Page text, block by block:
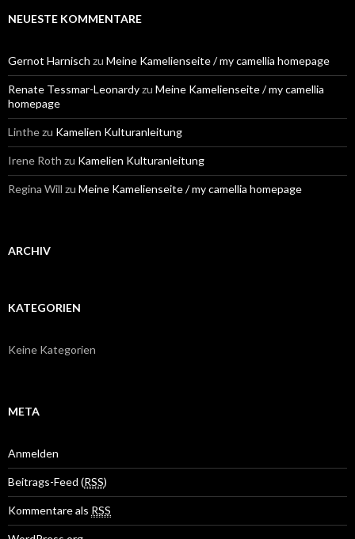
e
a
c
h
:
NEUESTE KOMMENTARE
Gernot Harnisch zu Meine Kamelienseite / my camellia homepage
Renate Tessmar-Leonardyzu Meine Kamelienseite / my camellia
homepage
Linthezu Kamelien Kulturanleitung
Irene Roth zu Kamelien Kulturanleitung
Regina Will zu Meine Kamelienseite / my camellia homepage
ARCHIV
KATEGORIEN
Keine Kategorien
META
Anmelden
Beitrags-Feed (RSS)
Kommentare als RSS